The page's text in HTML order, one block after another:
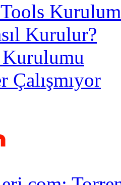
Kurulur?
Çalışmıyor